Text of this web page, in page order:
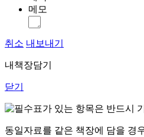
메모
취소 내보내기
내책장담기
닫기
표가 있는 항목은 반드시
동일자료를 같은 책장에 담을 경